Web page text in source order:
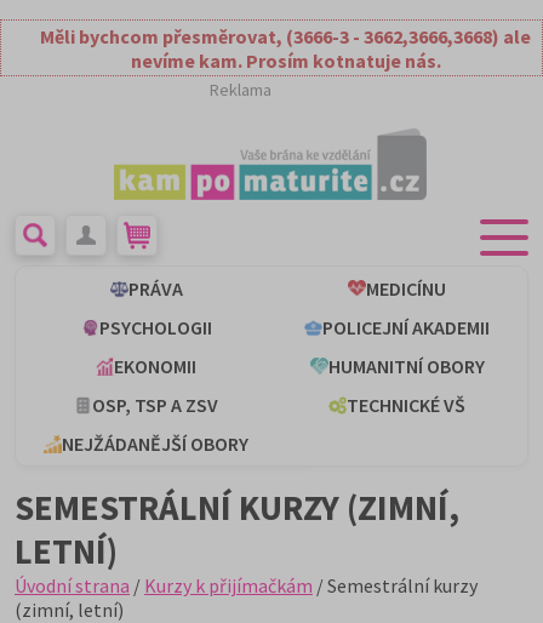
Měli bychcom přesměrovat, (3666-3 - 3662,3666,3668) ale
nevíme kam. Prosím kotnatuje nás.
Reklama
PRÁVA
MEDICÍNU
PSYCHOLOGII
POLICEJNÍ AKADEMII
EKONOMII
HUMANITNÍ OBORY
OSP, TSP A ZSV
TECHNICKÉ VŠ
NEJŽÁDANĚJŠÍ OBORY
SEMESTRÁLNÍ KURZY (ZIMNÍ,
LETNÍ)
Úvodní strana / Kurzy k přijímačkám / Semestrální kurzy
(zimní, letní)